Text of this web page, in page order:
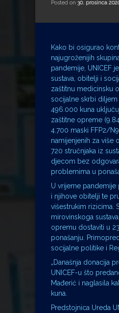
Posted on 30. prosinca
Kako bi osigurao
najugroženijih
pandemije, UNICEF
sustava, obitelji i
zaštitnu medicinsku
socijalne skrbi diljem
496.000 kuna
zaštitne opreme
4.700 maski FFP2/
namijenjenih za više
720 stručnjaka iz
djecom bez
problemima u
U vrijeme
i njihove obitelji te
višestrukim rizicima.
mirovinskoga
opremu dostaviti u
ponašanju.
socijalne politike i
„Današnja donacija
UNICEF-u što
Mađerić i naglasila
kuna.
Predstojnica Ureda